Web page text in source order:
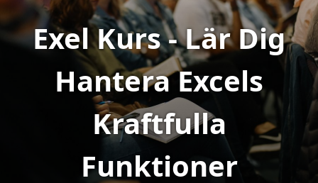
Exel Kurs - Lär Dig
Hantera Excels
Kraftfulla
Funktioner